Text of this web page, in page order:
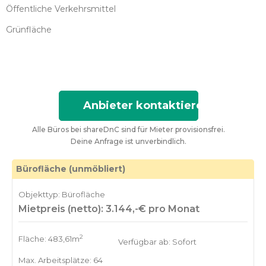
Öffentliche Verkehrsmittel
Grünfläche
Anbieter kontaktieren
Alle Büros bei shareDnC sind für Mieter provisionsfrei.
Deine Anfrage ist unverbindlich.
Bürofläche (unmöbliert)
Objekttyp: Bürofläche
Mietpreis (netto): 3.144,-€ pro Monat
Fläche: 483,61m2
Max. Arbeitsplätze: 64
Verfügbar ab: Sofort